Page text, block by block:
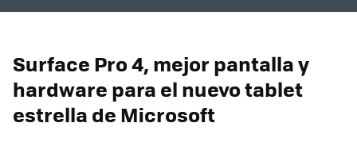
Surface Pro 4, mejor pantalla y
hardware para el nuevo tablet
estrella de Microsoft